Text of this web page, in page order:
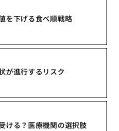
を下げる食べ順戦略
が進行するリスク
ける？医療機関の選択肢